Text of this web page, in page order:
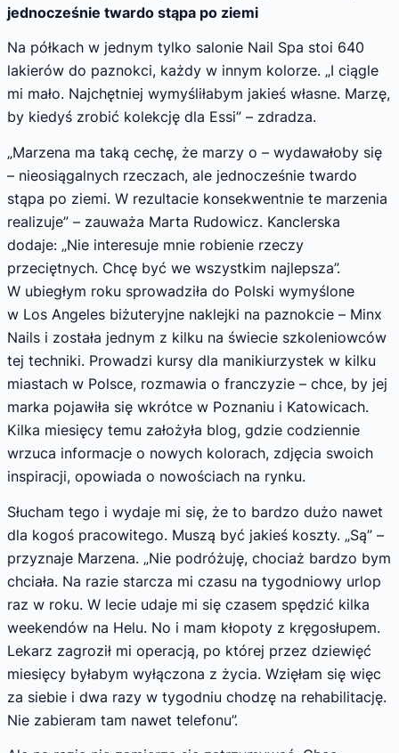
jednocześnie twardo stąpa po ziemi
Na półkach w jednym tylko salonie Nail Spa stoi 640
lakierów do paznokci, każdy w innym kolorze. „I ciągle
mi mało. Najchętniej wymyśliłabym jakieś własne. Marzę,
by kiedyś zrobić kolekcję dla Essi” – zdradza.
„Marzena ma taką cechę, że marzy o – wydawałoby się
– nieosiągalnych rzeczach, ale jednocześnie twardo
stąpa po ziemi. W rezultacie konsekwentnie te marzenia
realizuje” – zauważa Marta Rudowicz. Kanclerska
dodaje: „Nie interesuje mnie robienie rzeczy
przeciętnych. Chcę być we wszystkim najlepsza”.
W ubiegłym roku sprowadziła do Polski wymyślone
w Los Angeles biżuteryjne naklejki na paznokcie – Minx
Nails i została jednym z kilku na świecie szkoleniowców
tej techniki. Prowadzi kursy dla manikiurzystek w kilku
miastach w Polsce, rozmawia o franczyzie – chce, by jej
marka pojawiła się wkrótce w Poznaniu i Katowicach.
Kilka miesięcy temu założyła blog, gdzie codziennie
wrzuca informacje o nowych kolorach, zdjęcia swoich
inspiracji, opowiada o nowościach na rynku.
Słucham tego i wydaje mi się, że to bardzo dużo nawet
dla kogoś pracowitego. Muszą być jakieś koszty. „Są” –
przyznaje Marzena. „Nie podróżuję, chociaż bardzo bym
chciała. Na razie starcza mi czasu na tygodniowy urlop
raz w roku. W lecie udaje mi się czasem spędzić kilka
weekendów na Helu. No i mam kłopoty z kręgosłupem.
Lekarz zagroził mi operacją, po której przez dziewięć
miesięcy byłabym wyłączona z życia. Wzięłam się więc
za siebie i dwa razy w tygodniu chodzę na rehabilitację.
Nie zabieram tam nawet telefonu”.